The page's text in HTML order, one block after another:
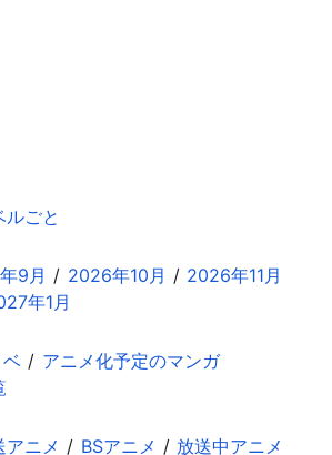
ルごと
9月 2026年10月
2026年11月
年1月
アニメ化予定のマンガ
アニメ BSアニメ
放送中アニメ